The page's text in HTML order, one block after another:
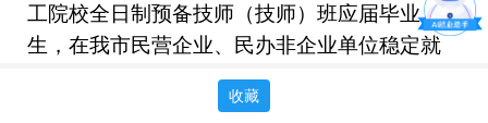
工院校全日制预备技师（技师）班应届毕业
生，在我市民营企业、民办非企业单位稳定就
业或自主创业，按规定缴纳城镇职工养老保险
个月以上并落户泉州的，个人缴纳城镇职工养
收藏